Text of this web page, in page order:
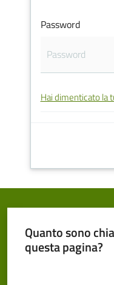
Cento
Amministrazione
argomenti...
Seguici
Password
Hai dimenticato la
Quanto sono
questa pagina?